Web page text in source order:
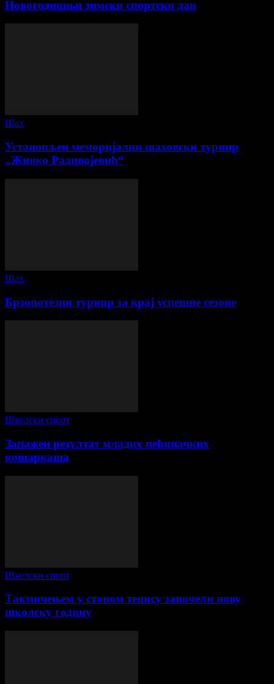
Новогодишњи зимски спортски дан
Шах
Установљен меморијални шаховски турнир
„Живко Радивојевић“
Шах
Брзопотезни турнир за крај успешне сезоне
Школски спорт
Запажен резултат младих пећиначких
кошаркаша
Школски спорт
Такмичењем у стоном тенису започели нову
школску годину